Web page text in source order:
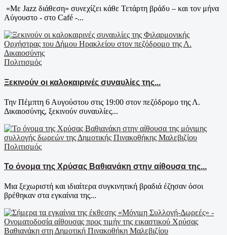
«Με Jazz διάθεση» συνεχίζει κάθε Τετάρτη βράδυ – και τον μήνα
Αύγουστο - στο Café -...
Πολιτισμός
Ξεκινούν οι καλοκαιρινές συναυλίες της...
Την Πέμπτη 6 Αυγούστου στις 19:00 στον πεζόδρομο της Λ.
Δικαιοσύνης, ξεκινούν συναυλίες...
Πολιτισμός
Το όνομα της Χρύσας Βαθιανάκη στην αίθουσα της...
Μια ξεχωριστή και ιδιαίτερα συγκινητική βραδιά έζησαν όσοι
βρέθηκαν στα εγκαίνια της...